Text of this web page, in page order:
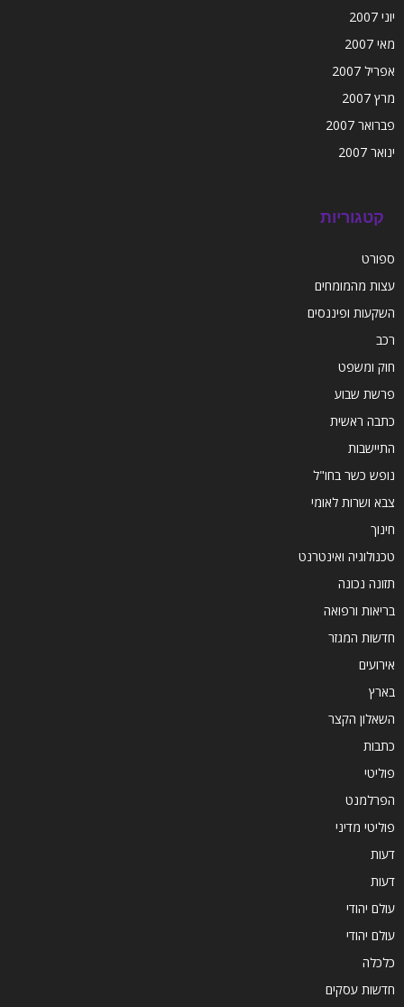
יוני 2007
מאי 2007
אפריל 2007
מרץ 2007
פברואר 2007
ינואר 2007
קטגוריות
ספורט
עצות מהמומחים
השקעות ופיננסים
רכב
חוק ומשפט
פרשת שבוע
כתבה ראשית
התיישבות
נופש כשר בחו"ל
צבא ושרות לאומי
חינוך
טכנולוגיה ואינטרנט
תזונה נכונה
בריאות ורפואה
חדשות המגזר
אירועים
בארץ
השאלון הקצר
כתבות
פוליטי
הפרלמנט
פוליטי מדיני
דעות
דעות
עולם יהודי
עולם יהודי
כלכלה
חדשות עסקים